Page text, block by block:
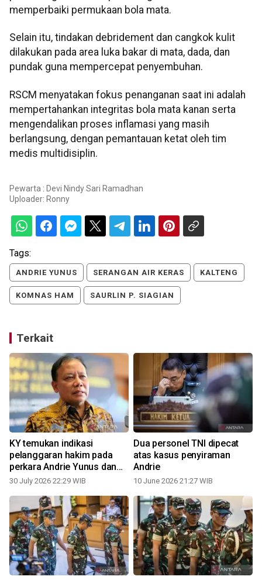
memperbaiki permukaan bola mata.
Selain itu, tindakan debridement dan cangkok kulit
dilakukan pada area luka bakar di mata, dada, dan
pundak guna mempercepat penyembuhan.
RSCM menyatakan fokus penanganan saat ini adalah
mempertahankan integritas bola mata kanan serta
mengendalikan proses inflamasi yang masih
berlangsung, dengan pemantauan ketat oleh tim
medis multidisiplin.
Pewarta : Devi Nindy Sari Ramadhan
Uploader: Ronny
Tags:
ANDRIE YUNUS SERANGAN AIR KERAS KALTENG
KOMNAS HAM SAURLIN P. SIAGIAN
Terkait
KY temukan indikasi
pelanggaran hakim pada
perkara Andrie Yunus dan
Nadiem
30 July 2026 22:29 WIB
Dua personel TNI dipecat
atas kasus penyiraman
Andrie
10 June 2026 21:27 WIB